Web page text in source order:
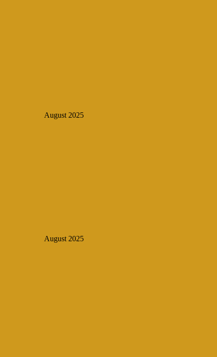
August 2025
August 2025